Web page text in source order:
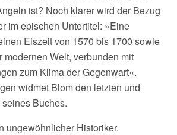
ist? Noch klarer wird der Bezug
im epischen Untertitel: »Eine
Eiszeit von 1570 bis 1700 sowie
modernen Welt, verbunden mit
zum Klima der Gegenwart«.
widmet Blom den letzten und
Buches.
ungewöhnlicher Historiker.